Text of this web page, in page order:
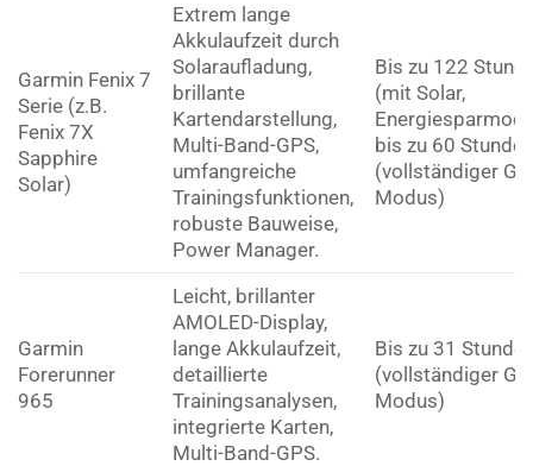
Garmin Fenix 7
Serie (z.B.
Fenix 7X
Sapphire
Solar)
Extrem lange
Akkulaufzeit durch
Solaraufladung,
brillante
Kartendarstellung,
Multi-Band-GPS,
umfangreiche
Trainingsfunktionen,
robuste Bauweise,
Power Manager.
Bis zu 122
(mit Solar,
bis zu 60 Stunden
(vollständiger
Modus)
Garmin
Forerunner
965
Leicht, brillanter
AMOLED-Display,
lange Akkulaufzeit,
detaillierte
Trainingsanalysen,
integrierte Karten,
Multi-Band-GPS.
Bis zu 31
(vollständiger
Modus)